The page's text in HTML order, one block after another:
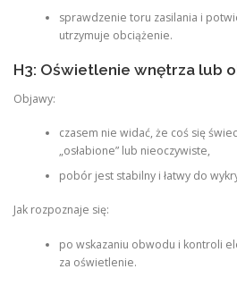
sprawdzenie toru zasilania i
utrzymuje obciążenie.
H3: Oświetlenie wnętrza lub
Objawy:
czasem nie widać, że coś się
„osłabione” lub nieoczywiste,
pobór jest stabilny i łatwy do
Jak rozpoznaje się:
po wskazaniu obwodu i kontroli
za oświetlenie.